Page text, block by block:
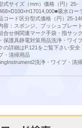
式サイズ（mm）価格（円）25-
吸水ロー
ード区分型式価格（円）25-
容：スポンジ、プッシュプレー
合せ例関連マーク手袋・指サッ
保護具静電対策用品洗浄・ワイ
の詳細はP.121をご覧下さい安全
・清掃用品
洗浄・ワイプ・清